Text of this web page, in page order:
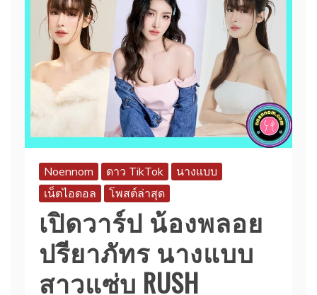
Noennom ดาว TikTok
นางแบบ
เน็ตไอดอล
โพสต์ล่าสุด
เปิดวาร์ป น้องพลอย
ปรียาภัทร นางแบบ
สาวแซ่บ RUSH